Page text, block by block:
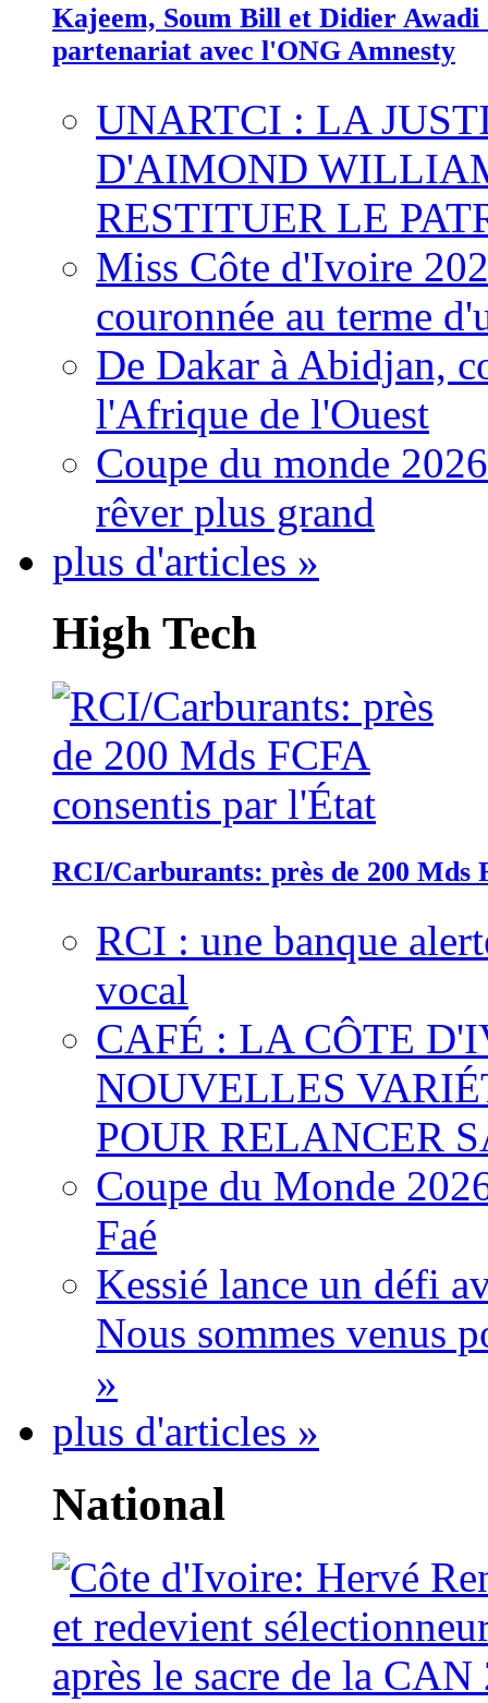
Kajeem, Soum Bill et Didier
partenariat avec l'ONG Amnesty
UNARTCI : LA
D'AIMOND
RESTITUER LE
Miss Côte d'Ivoire
couronnée au terme
De Dakar à Abidjan,
l'Afrique de l'Ouest
Coupe du monde
rêver plus grand
plus d'articles »
High Tech
RCI/Carburants: près de 200 Mds
RCI : une banque
vocal
CAFÉ : LA CÔTE
NOUVELLES
POUR RELANCER
Coupe du Monde
Faé
Kessié lance un défi
Nous sommes venus
»
plus d'articles »
National